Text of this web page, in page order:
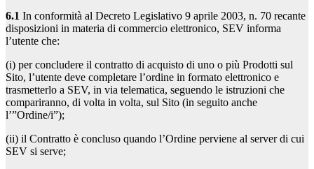
6.1 In conformità al Decreto Legislativo 9 aprile 2003, n. 70 recante
disposizioni in materia di commercio elettronico, SEV informa
l’utente che:
(i) per concludere il contratto di acquisto di uno o più Prodotti sul
Sito, l’utente deve completare l’ordine in formato elettronico e
trasmetterlo a SEV, in via telematica, seguendo le istruzioni che
compariranno, di volta in volta, sul Sito (in seguito anche
l’”Ordine/i”);
(ii) il Contratto è concluso quando l’Ordine perviene al server di cui
SEV si serve;